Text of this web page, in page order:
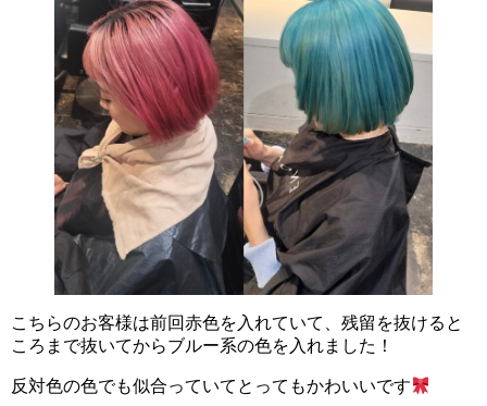
こちらのお客様は前回赤色を入れていて、残留を抜けると
ころまで抜いてからブルー系の色を入れました！
反対色の色でも似合っていてとってもかわいいです